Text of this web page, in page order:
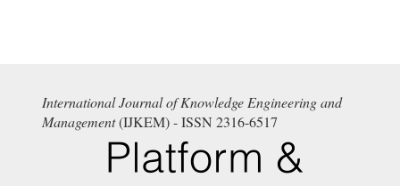
International Journal of Knowledge Engineering and
Management(IJKEM) - ISSN 2316-6517